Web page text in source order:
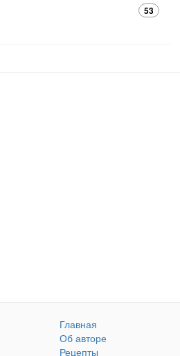
53
Главная
Об авторе
Рецепты